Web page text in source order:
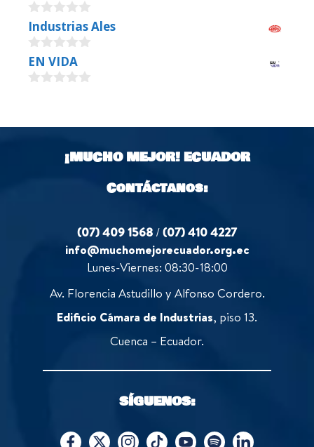
0
o
u
t
o
f
Industrias Ales
0
o
u
5
EN VIDA
t
¡MUCHO MEJOR!ECUADOR
Contáctanos:
(07) 409 1568 /(07) 410 4227
info@muchomejorecuador.org.ec
Lunes-Viernes: 08:30-18:00
Av. Florencia Astudillo y Alfonso Cordero.
Edificio Cámara de Industrias, piso 13.
Cuenca – Ecuador.
SÍGUENOS: